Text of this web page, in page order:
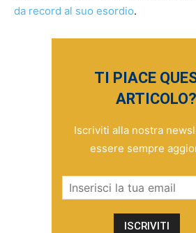
da record al suo esordio.
TI PIACE
ARTICOLO?
Iscriviti alla nostra
essere sempre